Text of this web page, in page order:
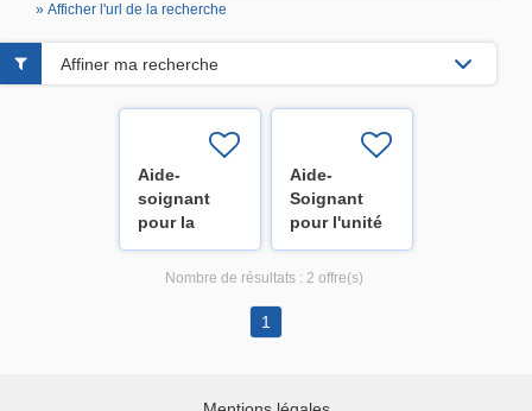
» Afficher l'url de la recherche
Aide-
soignant
pour la
médecine
interne - U43
Aide-
Soignant
pour l'unité
de
pneumologie
Affiner ma recherche
Nombre de résultats : 2 offre(s)
1